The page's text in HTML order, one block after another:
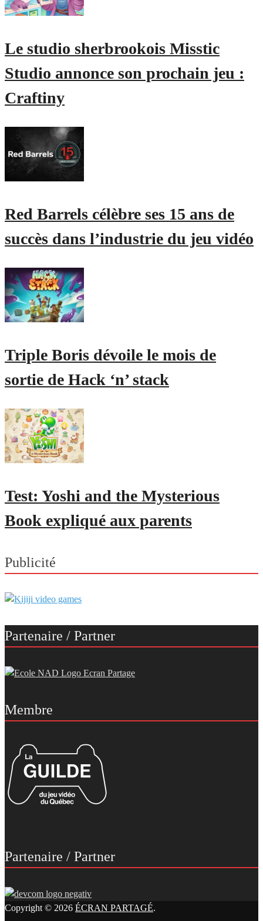
Le studio sherbrookois Misstic
Studio annonce son prochain jeu :
Craftiny
Red Barrels célèbre ses 15 ans de
succès dans l’industrie du jeu vidéo
Triple Boris dévoile le mois de
sortie de Hack ‘n’ stack
Test: Yoshi and the Mysterious
Book expliqué aux parents
Publicité
Partenaire / Partner
Membre
Partenaire / Partner
Copyright © 2026 ÉCRAN PARTAGÉ.